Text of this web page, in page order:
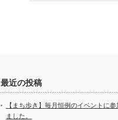
最近の投稿
【まち歩き】毎月恒例のイベントに参
ました。